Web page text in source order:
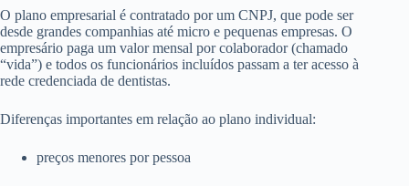
O plano empresarial é contratado por um CNPJ, que pode ser
desde grandes companhias até micro e pequenas empresas. O
empresário paga um valor mensal por colaborador (chamado
“vida”) e todos os funcionários incluídos passam a ter acesso à
rede credenciada de dentistas.
Diferenças importantes em relação ao plano individual:
preços menores por pessoa